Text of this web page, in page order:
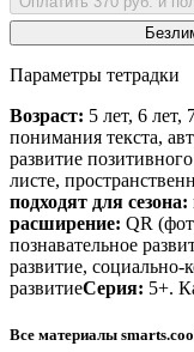
Параметры тетрадки
Возраст: 5 лет, 6 лет,
понимания текста,
развитие
листе,
подходят для сезона:
расширение: QR
познавательное
развитие, социально-
развитиеСерия: 5+.
Все материалы